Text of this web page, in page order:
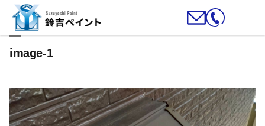
image-1